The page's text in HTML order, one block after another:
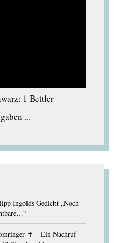
1 Bettler
...
Ingolds Gedicht „Noch
✝︎ – Ein Nachruf